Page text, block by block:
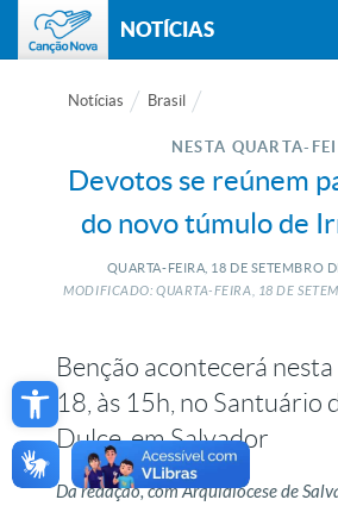
Open toolbar
NOTÍCIAS
Notícias Brasil
NESTA QUARTA-
Devotos se reúnem
do novo túmulo de
QUARTA-FEIRA, 18 DE SETEMBRO
MODIFICADO: QUARTA-FEIRA, 18 DE
Benção acontecerá
18, às 15h, no Santuário
Dulce, em Salvador
Da redação, com Arquidiocese de